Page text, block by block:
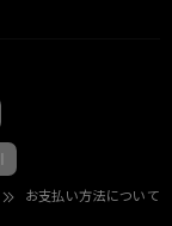
お支払い方法について